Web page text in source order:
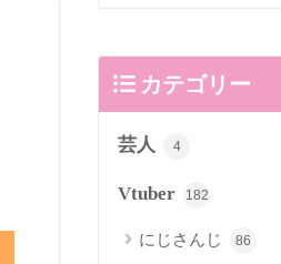
カテゴリー
芸人 4
Vtuber 182
にじさんじ 86